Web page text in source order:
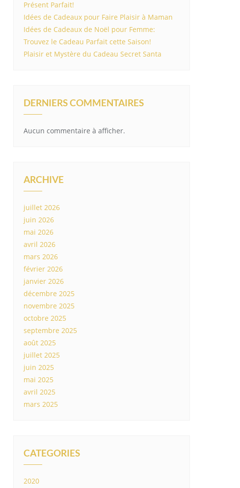
Présent Parfait!
Idées de Cadeaux pour Faire Plaisir à Maman
Idées de Cadeaux de Noël pour Femme:
Trouvez le Cadeau Parfait cette Saison!
Plaisir et Mystère du Cadeau Secret Santa
DERNIERS COMMENTAIRES
Aucun commentaire à afficher.
ARCHIVE
juillet 2026
juin 2026
mai 2026
avril 2026
mars 2026
février 2026
janvier 2026
décembre 2025
novembre 2025
octobre 2025
septembre 2025
août 2025
juillet 2025
juin 2025
mai 2025
avril 2025
mars 2025
CATEGORIES
2020